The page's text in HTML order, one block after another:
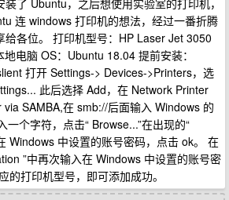
了 Ubuntu，之后想使用实验室的打印机，
连 windows 打印机的想法，经过一番折腾
给各位。 打印机型号：HP Laser Jet 3050
电脑 OS：Ubuntu 18.04 提前安装：
打开 Settings-> Devices->Printers，选
此后选择 Add，在 Network Printer
SAMBA,在 smb://后面输入 Windows 的
一个字符，点击“ Browse...”在出现的“
Windows 中设置的账号密码，点击 ok。 在
”中再次输入在 Windows 中设置的账号密
的打印机型号，即可添加成功。